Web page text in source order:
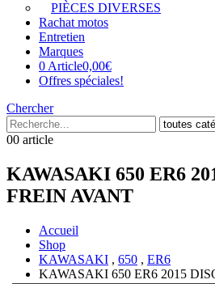
PIÈCES DIVERSES
Rachat motos
Entretien
Marques
0 Article0,00€
Offres spéciales!
Chercher
00 article
KAWASAKI 650 ER6
FREIN AVANT
Accueil
Shop
KAWASAKI , 650 , ER6
KAWASAKI 650 ER6 2015